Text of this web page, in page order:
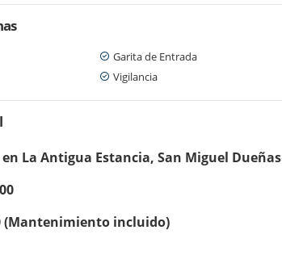
Garita de Entrada
Vigilancia
La Antigua Estancia, San Miguel Dueñas
(Mantenimiento incluido)